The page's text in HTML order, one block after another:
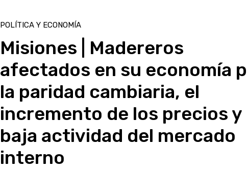
POLÍTICA Y ECONOMÍA
Misiones | Madereros
afectados en su economía
la paridad cambiaria, el
incremento de los precios y
baja actividad del mercado
interno